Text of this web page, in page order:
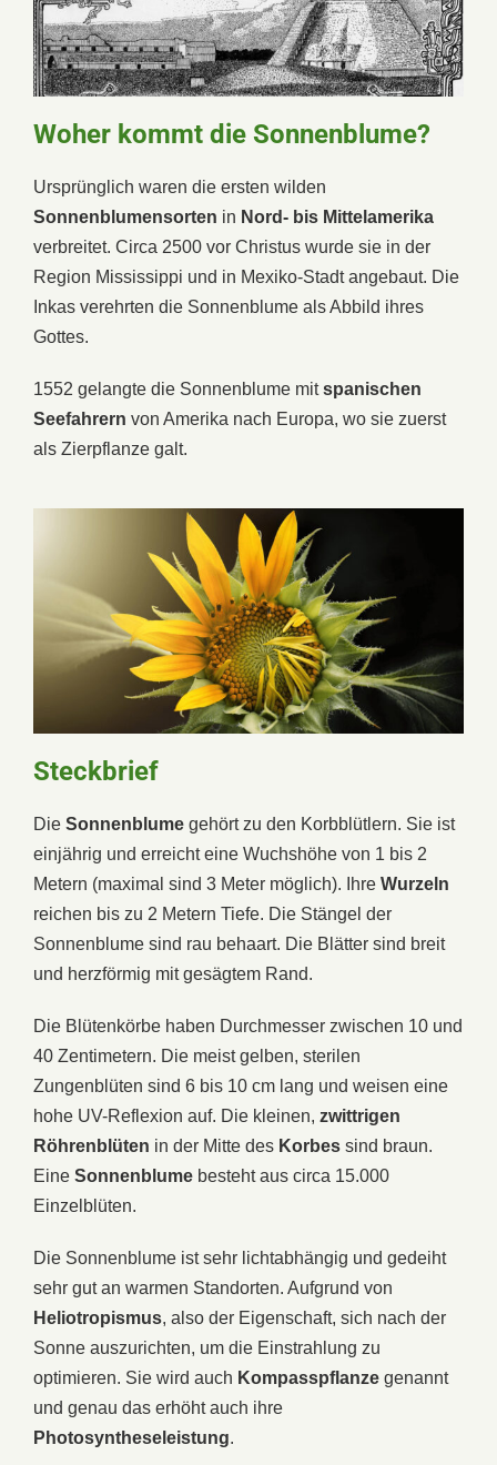
Woher kommt die Sonnenblume?
Ursprünglich waren die ersten wilden
Sonnenblumensorten in Nord- bis Mittelamerika
verbreitet. Circa 2500 vor Christus wurde sie in der
Region Mississippi und in Mexiko-Stadt angebaut. Die
Inkas verehrten die Sonnenblume als Abbild ihres
Gottes.
1552 gelangte die Sonnenblume mitspanischen
Seefahrern von Amerika nach Europa, wo sie zuerst
als Zierpflanze galt.
Steckbrief
Die Sonnenblume gehört zu den Korbblütlern. Sie ist
einjährig und erreicht eine Wuchshöhe von 1 bis 2
Metern (maximal sind 3 Meter möglich). Ihre Wurzeln
reichen bis zu 2 Metern Tiefe. Die Stängel der
Sonnenblume sind rau behaart. Die Blätter sind breit
und herzförmig mit gesägtem Rand.
Die Blütenkörbe haben Durchmesser zwischen 10 und
40 Zentimetern. Die meist gelben, sterilen
Zungenblüten sind 6 bis 10 cm lang und weisen eine
hohe UV-Reflexion auf. Die kleinen, zwittrigen
Röhrenblüten in der Mitte des Korbes sind braun.
Eine Sonnenblume besteht aus circa 15.000
Einzelblüten.
Die Sonnenblume ist sehr lichtabhängig und gedeiht
sehr gut an warmen Standorten. Aufgrund von
Heliotropismus, also der Eigenschaft, sich nach der
Sonne auszurichten, um die Einstrahlung zu
optimieren. Sie wird auch Kompasspflanze genannt
und genau das erhöht auch ihre
Photosyntheseleistung.